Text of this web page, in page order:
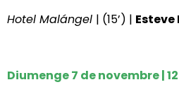
Hotel Malángel | (15’) | Esteve
Diumenge 7 de novembre |